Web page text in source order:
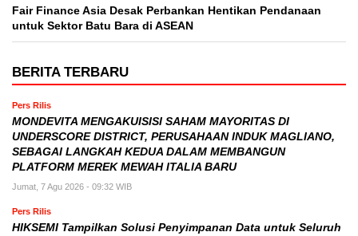
Fair Finance Asia Desak Perbankan Hentikan Pendanaan
untuk Sektor Batu Bara di ASEAN
BERITA TERBARU
Pers Rilis
MONDEVITA MENGAKUISISI SAHAM MAYORITAS DI
UNDERSCORE DISTRICT, PERUSAHAAN INDUK MAGLIANO,
SEBAGAI LANGKAH KEDUA DALAM MEMBANGUN
PLATFORM MEREK MEWAH ITALIA BARU
Jumat, 7 Agu 2026 - 09:32 WIB
Pers Rilis
HIKSEMI Tampilkan Solusi Penyimpanan Data untuk Seluruh